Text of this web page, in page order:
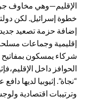
الإقليم—وهي مخاوف
خطوة إسرائيل. لكن
إضافة حزمة تصعيد
إقليمية وجماعات
شركاء يمسكون بمفاتيح
الحوافز داخل
“نجاة”. إثيوبيا لديها
وترتيبات اقتصادية